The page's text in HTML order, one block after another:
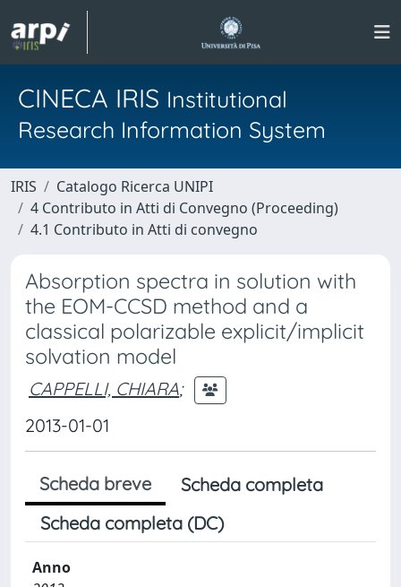
CINECA IRIS Institutional
Research Information System
IRIS
Catalogo Ricerca UNIPI
4 Contributo in Atti di Convegno (Proceeding)
4.1 Contributo in Atti di convegno
Absorption spectra in solution with
the EOM-CCSD method and a
classical polarizable explicit/implicit
solvation model
CAPPELLI, CHIARA;
2013-01-01
Scheda breve
Scheda completa
Scheda completa (DC)
Anno